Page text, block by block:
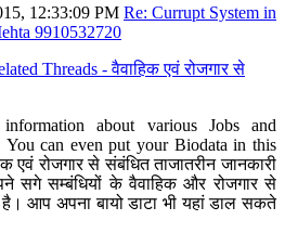
12:33:09 PM Re: Currupt System in
9910532720
Threads - वैवाहिक एवं रोजगार से
about various Jobs and
You can even put your Biodata in this
रोजगार से संबंधित ताजातरीन जानकारी
सगे सम्बंधियों के वैवाहिक और रोजगार से
आप अपना बायो डाटा भी यहां डाल सकते